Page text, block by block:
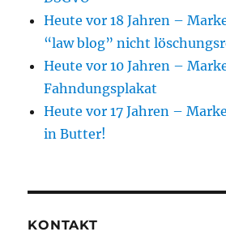
Heute vor 18 Jahren –
“law blog” nicht
Heute vor 10 Jahren –
Fahndungsplakat
Heute vor 17 Jahren –
in Butter!
KONTAKT